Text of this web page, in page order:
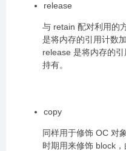
release
与 retain 配对利用的
是将内存的引用计数
release 是将内存的
持有。
copy
同样用于修饰 OC 对
时期用来修饰 block